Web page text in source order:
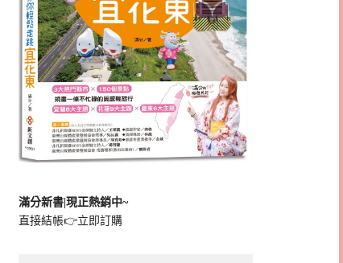
滿分新書|現正熱銷中~
直接結帳👉立即訂購